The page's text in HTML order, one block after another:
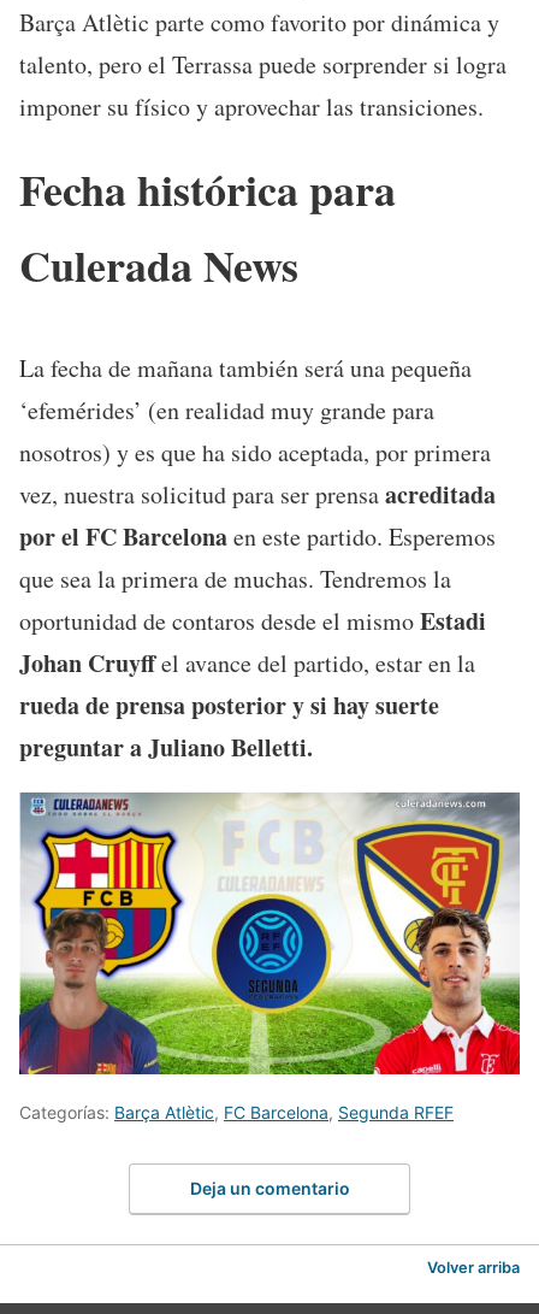
Barça Atlètic parte como favorito por dinámica y
talento, pero el Terrassa puede sorprender si logra
imponer su físico y aprovechar las transiciones.
Fecha histórica para
Culerada News
La fecha de mañana también será una pequeña
‘efemérides’ (en realidad muy grande para
nosotros) y es que ha sido aceptada, por primera
vez, nuestra solicitud para ser prensaacreditada
por el FC Barcelonaen este partido. Esperemos
que sea la primera de muchas. Tendremos la
oportunidad de contaros desde el mismoEstadi
Johan Cruyffel avance del partido, estar en la
rueda de prensa posterior y si hay suerte
preguntar a Juliano Belletti.
Categorías: Barça Atlètic, FC Barcelona, Segunda RFEF
Deja un comentario
Volver arriba